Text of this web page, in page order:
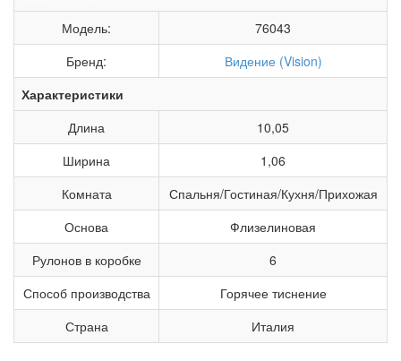
Модель:
76043
Бренд:
Видение (Vision)
Характеристики
Длина
10,05
Ширина
1,06
Комната
Спальня/Гостиная/Кухня/Прихожая
Основа
Флизелиновая
Рулонов в коробке
6
Способ производства
Горячее тиснение
Страна
Италия